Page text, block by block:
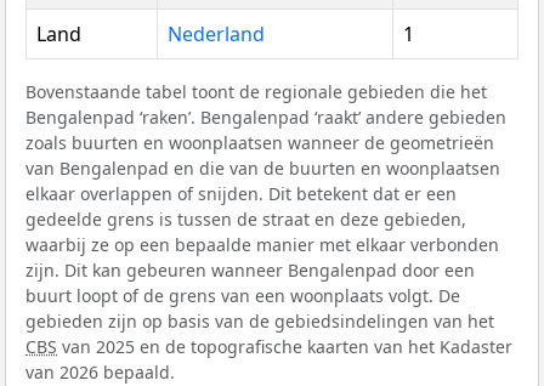
Land Nederland 1
Bovenstaande tabel toont de regionale gebieden die het
Bengalenpad ‘raken’. Bengalenpad ‘raakt’ andere gebieden
zoals buurten en woonplaatsen wanneer de geometrieën
van Bengalenpad en die van de buurten en woonplaatsen
elkaar overlappen of snijden. Dit betekent dat er een
gedeelde grens is tussen de straat en deze gebieden,
waarbij ze op een bepaalde manier met elkaar verbonden
zijn. Dit kan gebeuren wanneer Bengalenpad door een
buurt loopt of de grens van een woonplaats volgt. De
gebieden zijn op basis van de gebiedsindelingen van het
CBS van 2025 en de topografische kaarten van het Kadaster
van 2026 bepaald.